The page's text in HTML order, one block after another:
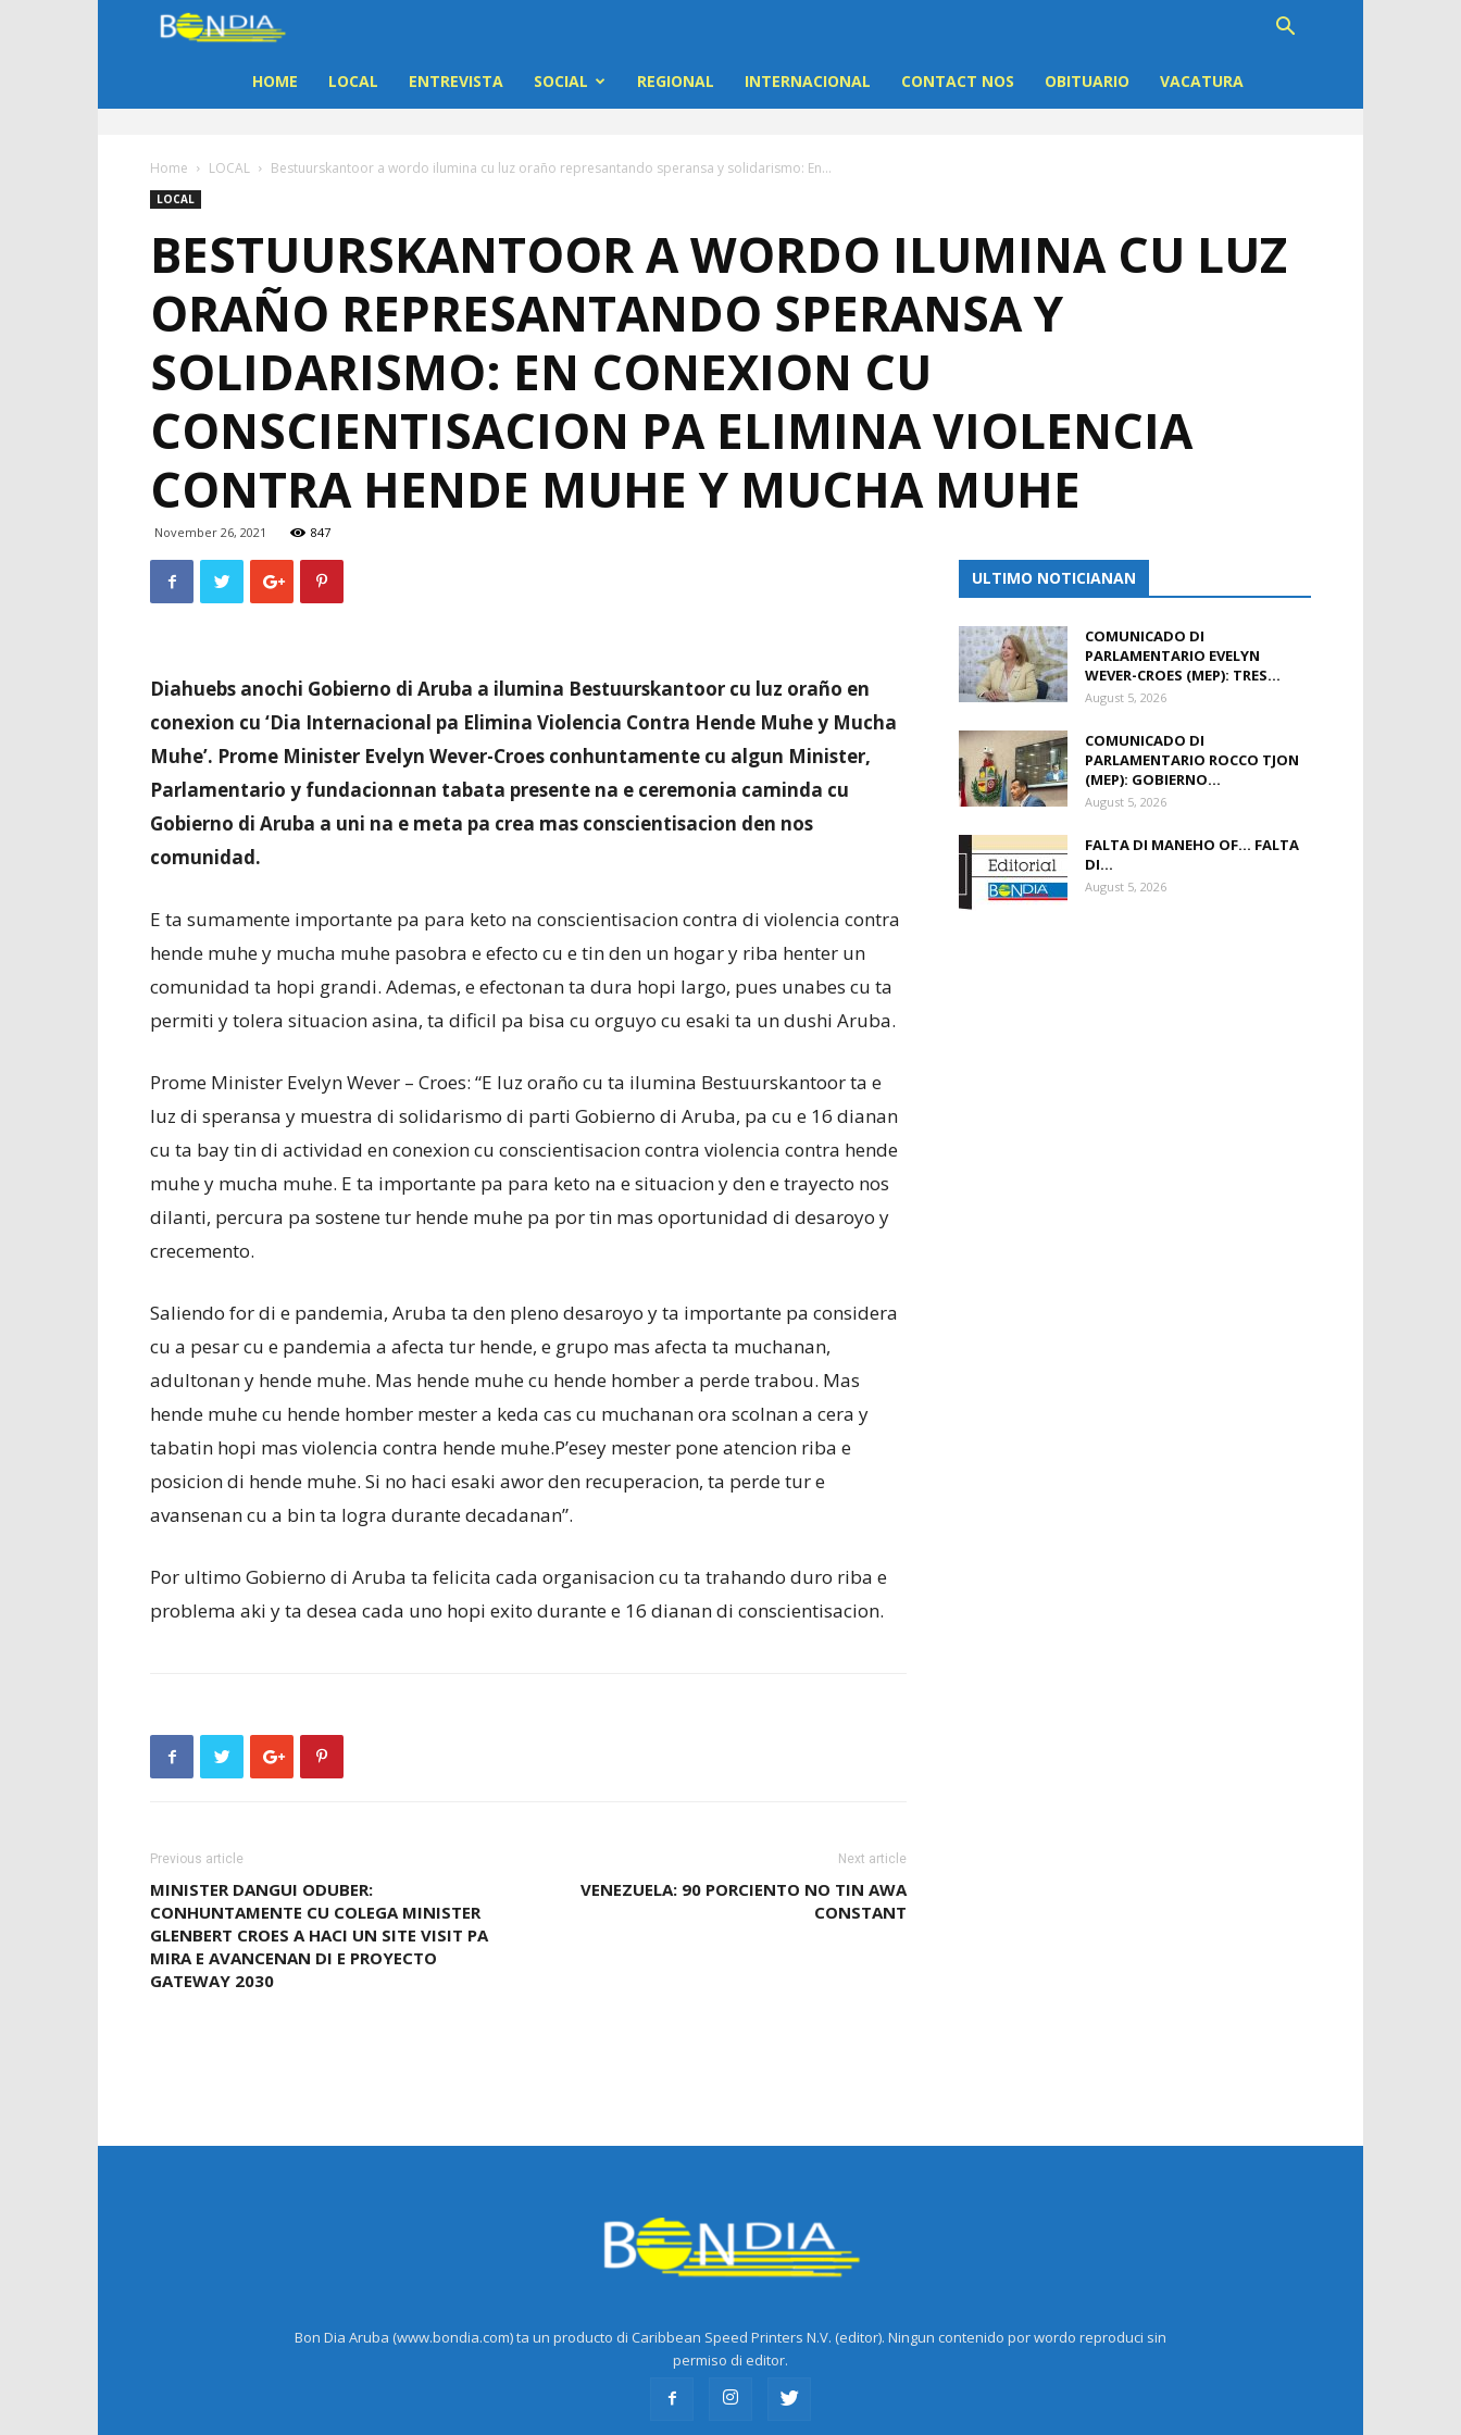
Dia
Noticia
di
Aruba
HOME LOCAL ENTREVISTA SOCIAL REGIONAL INTERNACIONAL CONTACT NOS OBITUARIO VACATURA
Home LOCAL Bestuurskantoor a wordo ilumina cu luz oraño represantando speransa y solidarismo: En...
LOCAL
BESTUURSKANTOOR A WORDO ILUMINA CU LUZ
ORAÑO REPRESANTANDO SPERANSA Y
SOLIDARISMO: EN CONEXION CU
CONSCIENTISACION PA ELIMINA VIOLENCIA
CONTRA HENDE MUHE Y MUCHA MUHE
November 26, 2021 847
Diahuebs anochi Gobierno di Aruba a ilumina Bestuurskantoor cu luz oraño en
conexion cu ‘Dia Internacional pa Elimina Violencia Contra Hende Muhe y Mucha
Muhe’. Prome Minister Evelyn Wever-Croes conhuntamente cu algun Minister,
Parlamentario y fundacionnan tabata presente na e ceremonia caminda cu
Gobierno di Aruba a uni na e meta pa crea mas conscientisacion den nos
comunidad.
E ta sumamente importante pa para keto na conscientisacion contra di violencia contra
hende muhe y mucha muhe pasobra e efecto cu e tin den un hogar y riba henter un
comunidad ta hopi grandi. Ademas, e efectonan ta dura hopi largo, pues unabes cu ta
permiti y tolera situacion asina, ta dificil pa bisa cu orguyo cu esaki ta un dushi Aruba.
Prome Minister Evelyn Wever – Croes: “E luz oraño cu ta ilumina Bestuurskantoor ta e
luz di speransa y muestra di solidarismo di parti Gobierno di Aruba, pa cu e 16 dianan
cu ta bay tin di actividad en conexion cu conscientisacion contra violencia contra hende
muhe y mucha muhe. E ta importante pa para keto na e situacion y den e trayecto nos
dilanti, percura pa sostene tur hende muhe pa por tin mas oportunidad di desaroyo y
crecemento.
Saliendo for di e pandemia, Aruba ta den pleno desaroyo y ta importante pa considera
cu a pesar cu e pandemia a afecta tur hende, e grupo mas afecta ta muchanan,
adultonan y hende muhe. Mas hende muhe cu hende homber a perde trabou. Mas
hende muhe cu hende homber mester a keda cas cu muchanan ora scolnan a cera y
tabatin hopi mas violencia contra hende muhe.P’esey mester pone atencion riba e
posicion di hende muhe. Si no haci esaki awor den recuperacion, ta perde tur e
avansenan cu a bin ta logra durante decadanan”.
Por ultimo Gobierno di Aruba ta felicita cada organisacion cu ta trahando duro riba e
problema aki y ta desea cada uno hopi exito durante e 16 dianan di conscientisacion.
Previous article
MINISTER DANGUI ODUBER:
CONHUNTAMENTE CU COLEGA MINISTER
GLENBERT CROES A HACI UN SITE VISIT PA
MIRA E AVANCENAN DI E PROYECTO
GATEWAY 2030
Next article
VENEZUELA: 90 PORCIENTO NO TIN AWA
CONSTANT
ULTIMO NOTICIANAN
COMUNICADO DI
PARLAMENTARIO EVELYN
WEVER-CROES (MEP): TRES...
August 5, 2026
COMUNICADO DI
PARLAMENTARIO ROCCO TJON
(MEP): GOBIERNO...
August 5, 2026
FALTA DI MANEHO OF… FALTA
DI...
August 5, 2026
Bon Dia Aruba (www.bondia.com) ta un producto di Caribbean Speed Printers N.V. (editor). Ningun contenido por wordo reproduci sin
permiso di editor.